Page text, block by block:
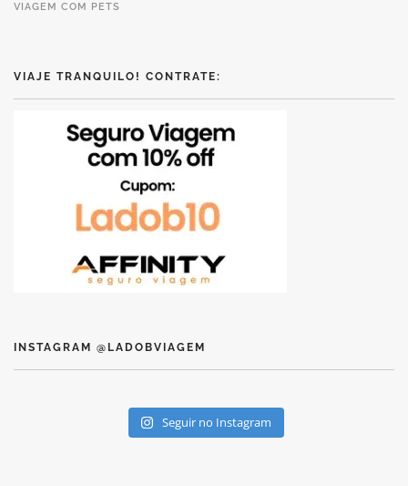
VIAGEM COM PETS
VIAJE TRANQUILO! CONTRATE:
INSTAGRAM @LADOBVIAGEM
Seguir no Instagram